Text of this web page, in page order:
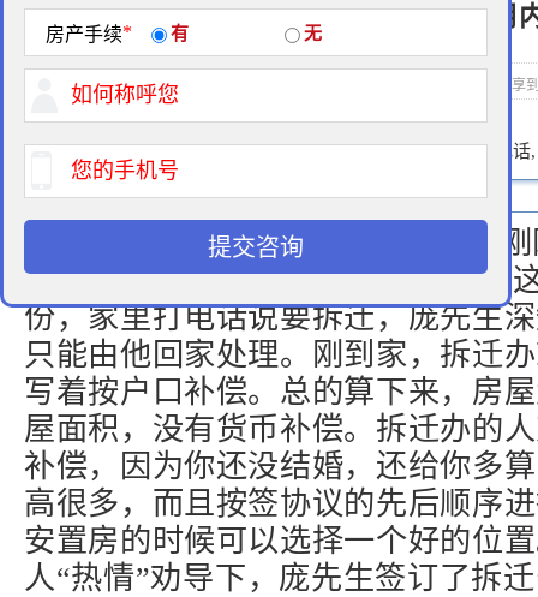
拆迁律师运用法律手段一个月
2021-07-30 08:50 作者：拆迁律师 浏览次数： 次 分享
免费法律咨询热线:400-900-9881 请输入您的电话
庞先生来自河南省周口市某县，
庞先生的家庭比较特殊，多人挤在
份，家里打电话说要拆迁，庞先生
只能由他回家处理。刚到家，拆迁
写着按户口补偿。总的算下来，房
屋面积，没有货币补偿。拆迁办的
补偿，因为你还没结婚，还给你多
高很多，而且按签协议的先后顺序
安置房的时候可以选择一个好的位
人“热情”劝导下，庞先生签订了拆
房产手续* 有 无
提交咨询